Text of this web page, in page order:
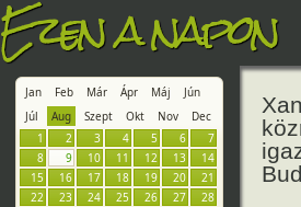
Ezen a napon
Jan Feb Már Ápr Máj
Jún
Júl
Aug Szept Okt Nov
Dec
1
2 3 4 5 6
7
8
9 10 11 12 13
14
15
16 17 18 19 20
21
22
23 24 25 26 27
28